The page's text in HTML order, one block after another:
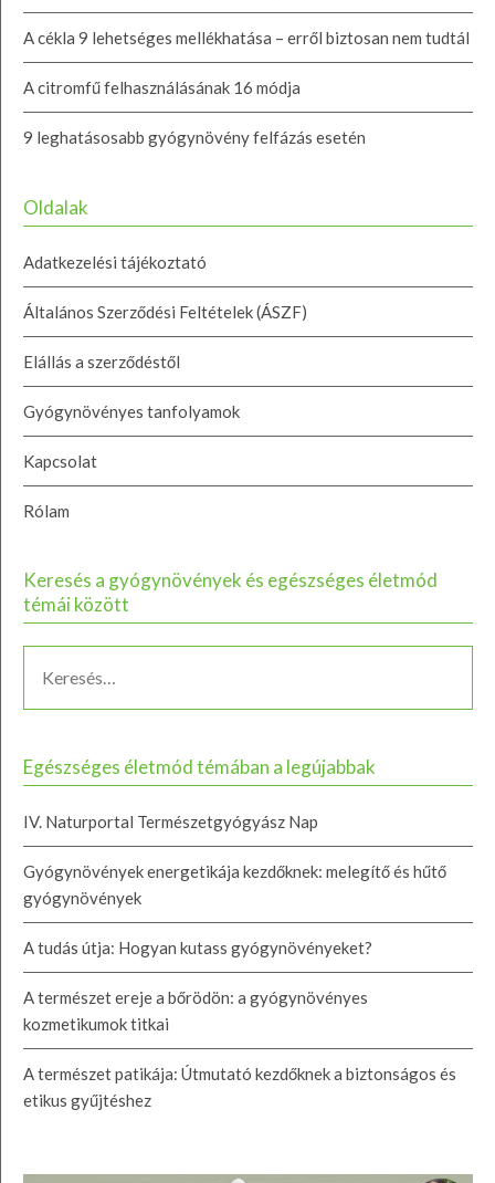
A cékla 9 lehetséges mellékhatása – erről biztosan nem tudtál
A citromfű felhasználásának 16 módja
9 leghatásosabb gyógynövény felfázás esetén
Oldalak
Adatkezelési tájékoztató
Általános Szerződési Feltételek (ÁSZF)
Elállás a szerződéstől
Gyógynövényes tanfolyamok
Kapcsolat
Rólam
Keresés a gyógynövények és egészséges életmód
témái között
Egészséges életmód témában a legújabbak
IV. Naturportal Természetgyógyász Nap
Gyógynövények energetikája kezdőknek: melegítő és hűtő
gyógynövények
A tudás útja: Hogyan kutass gyógynövényeket?
A természet ereje a bőrödön: a gyógynövényes
kozmetikumok titkai
A természet patikája: Útmutató kezdőknek a biztonságos és
etikus gyűjtéshez